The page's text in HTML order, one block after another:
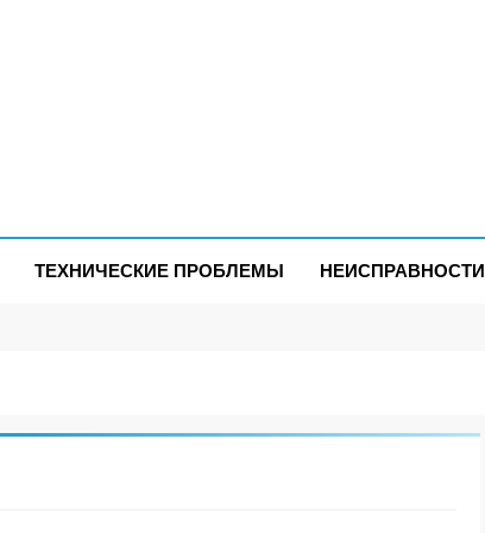
ТЕХНИЧЕСКИЕ ПРОБЛЕМЫ НЕИСПРАВНОСТИ